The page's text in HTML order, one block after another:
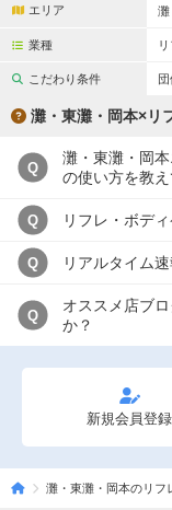
エリア
業種
こだわり条件 団
灘・東灘・岡本×リ
Q
灘・東灘・岡
の使い方を教え
Q リフレ・ボデ
Q リアルタイム
Q
オススメ店ブ
か？
新規会員登録
灘・東灘・岡本のリフ